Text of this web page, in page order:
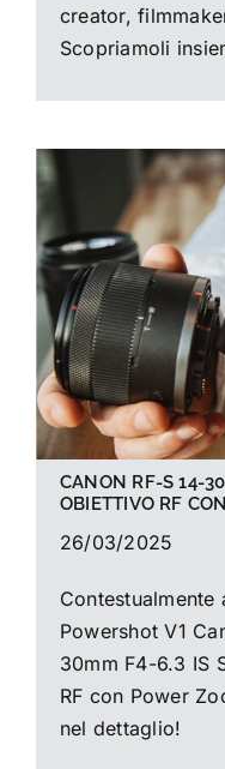
creator,
Scopriamoli
CANON RF-S 14-
OBIETTIVO RF
26/03/2025
Contestualmente
Powershot V1
30mm F4-6.3 IS
RF con Power
nel dettaglio!